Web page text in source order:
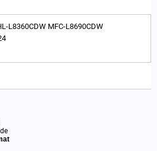
L8360CDW MFC-L8690CDW